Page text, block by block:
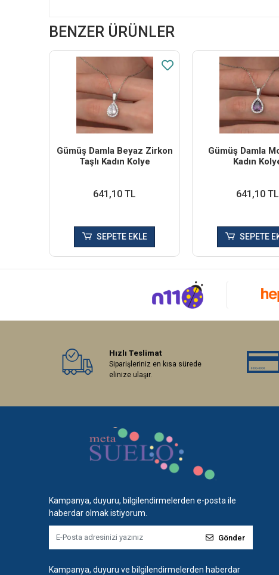
BENZER ÜRÜNLER
Gümüş Damla Beyaz Zirkon
Taşlı Kadın Kolye
641,10 TL
SEPETE EKLE
Gümüş Damla
Kadın
641,10 TL
SEPETE
Hızlı Teslimat
Siparişleriniz en kısa sürede
elinize ulaşır.
Kampanya, duyuru, bilgilendirmelerden e-posta ile
haberdar olmak istiyorum.
Gönder
Kampanya, duyuru ve bilgilendirmelerden haberdar